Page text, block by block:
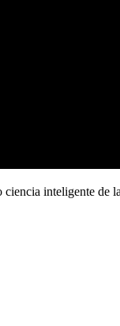
inteligente de